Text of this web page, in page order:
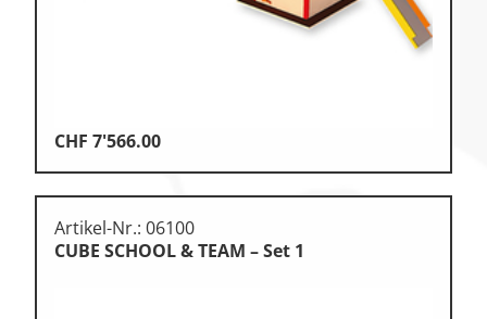
Objekteinrichtungen
Therapiebedarf
Training, Vereinsbedarf
CHF 7'566.00
Artikel-Nr.: 06100
CUBE SCHOOL & TEAM – Set 1